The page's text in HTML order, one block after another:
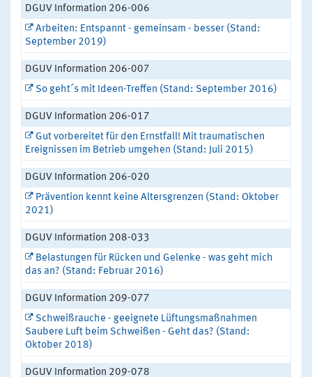
DGUV Information 206-006
Arbeiten: Entspannt - gemeinsam - besser (Stand:
September 2019)
DGUV Information 206-007
So geht´s mit Ideen-Treffen (Stand: September 2016)
DGUV Information 206-017
Gut vorbereitet für den Ernstfall! Mit traumatischen
Ereignissen im Betrieb umgehen (Stand: Juli 2015)
DGUV Information 206-020
Prävention kennt keine Altersgrenzen (Stand: Oktober
2021)
DGUV Information 208-033
Belastungen für Rücken und Gelenke - was geht mich
das an? (Stand: Februar 2016)
DGUV Information 209-077
Schweißrauche - geeignete Lüftungsmaßnahmen
Saubere Luft beim Schweißen - Geht das? (Stand:
Oktober 2018)
DGUV Information 209-078